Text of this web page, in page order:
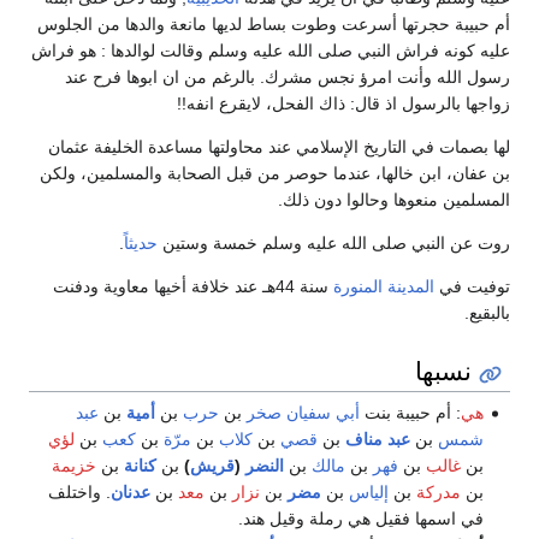
أم حبيبة حجرتها أسرعت وطوت بساط لديها مانعة والدها من الجلوس
عليه كونه فراش النبي صلى الله عليه وسلم وقالت لوالدها : هو فراش
رسول الله وأنت امرؤ نجس مشرك. بالرغم من ان ابوها فرح عند
زواجها بالرسول اذ قال: ذاك الفحل، لايقرع انفه!!
لها بصمات في التاريخ الإسلامي عند محاولتها مساعدة الخليفة عثمان
بن عفان، ابن خالها، عندما حوصر من قبل الصحابة والمسلمين، ولكن
المسلمين منعوها وحالوا دون ذلك.
روت عن النبي صلى الله عليه وسلم خمسة وستين حديثاً
توفيت في المدينة المنورة
سنة 44هـ عند خلافة أخيها معاوية ودفنت
بالبقيع.
نسبها
هي: أم حبيبة بنت أبي سفيان صخر بن حرب بن أمية بن عبد
شمس بنعبد مناف بن قصي بنكلاب بن مرّة بنكعب بن لؤي
بنغالب بن فهر بن مالك بن النضر (قريش) بنكنانة بن خزيمة
بن مدركة بن إلياس بن مضر بن نزار بن معد بنعدنان . واختلف
في اسمها فقيل هي رملة وقيل هند.